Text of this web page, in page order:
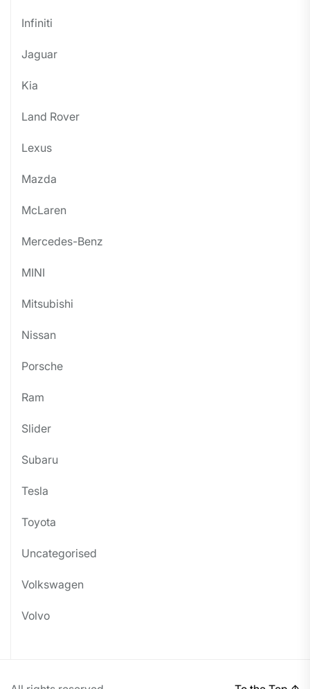
Infiniti
Jaguar
Kia
Land Rover
Lexus
Mazda
McLaren
Mercedes-Benz
MINI
Mitsubishi
Nissan
Porsche
Ram
Slider
Subaru
Tesla
Toyota
Uncategorised
Volkswagen
Volvo